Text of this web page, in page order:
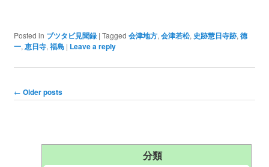
Posted in ブツタビ見聞録 | Tagged 会津地方, 会津若松, 史跡慧日寺跡, 徳
一, 恵日寺, 福島 | Leave a reply
Post navigation
← Older posts
分類